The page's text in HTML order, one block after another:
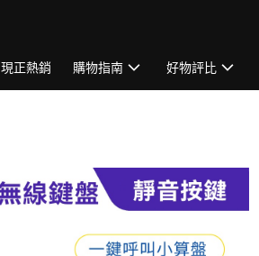
現正熱銷 購物指南 好物評比